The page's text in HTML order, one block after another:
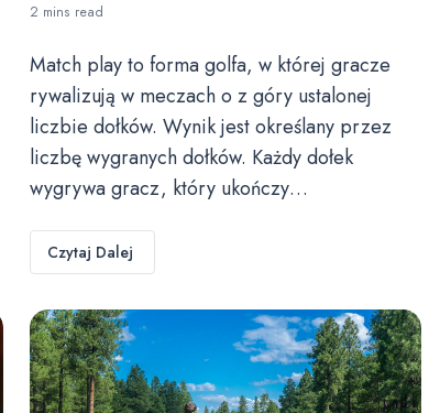
2 mins read
Match play to forma golfa, w której gracze
rywalizują w meczach o z góry ustalonej
liczbie dołków. Wynik jest określany przez
liczbę wygranych dołków. Każdy dołek
wygrywa gracz, który ukończy…
Czytaj Dalej